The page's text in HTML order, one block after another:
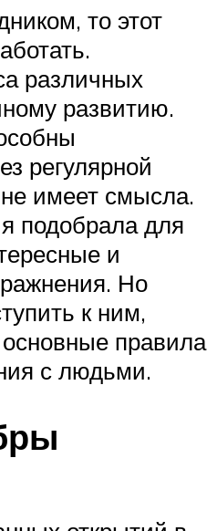
то этот
различных
развитию.
регулярной
имеет смысла.
подобрала для
и
Но
к ним,
правила
с людьми.